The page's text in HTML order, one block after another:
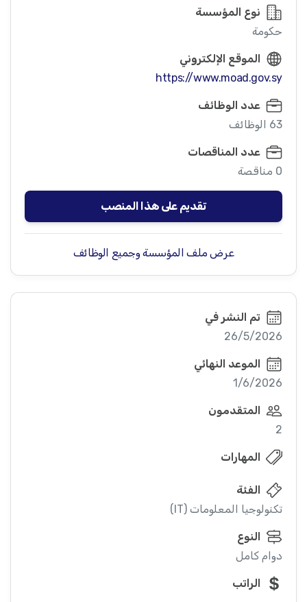
نوع المؤسسة
حكومة
الموقع الإلكتروني
https://www.moad.gov.sy
عدد الوظائف
63 الوظائف
عدد المناقصات
0 مناقصة
تقديم على هذا المنصب
عرض ملف المؤسسة وجميع الوظائف
تم النشر في
26/5/2026
الموعد النهائي
1/6/2026
المتقدمون
2
المهارات
الفئة
تكنولوجيا المعلومات (IT)
النوع
دوام كامل
الراتب